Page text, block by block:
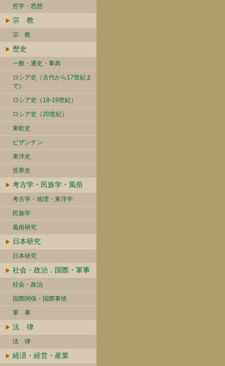
哲学・思想
宗 教
宗 教
歴史
一般・通史・事典
ロシア史（古代から17世紀ま
で）
ロシア史（18-19世紀）
ロシア史（20世紀）
東欧史
ビザンチン
東洋史
世界史
考古学・民族学・風俗
考古学・地理・東洋学
民族学
風俗研究
日本研究
日本研究
社会・政治．国際・軍事
社会・政治
国際関係・国際事情
軍 事
法 律
法 律
経済・経営・産業